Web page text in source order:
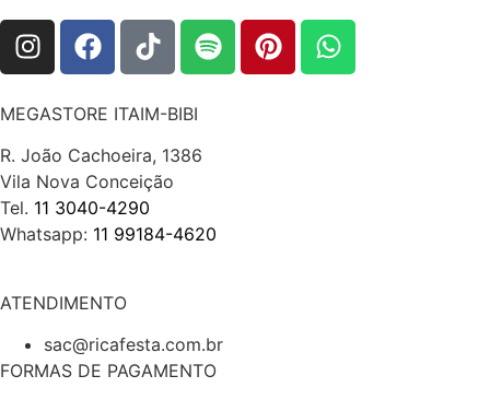
MEGASTORE ITAIM-BIBI
R. João Cachoeira, 1386
Vila Nova Conceição
Tel. 11 3040-4290
Whatsapp: 11 99184-4620
ATENDIMENTO
sac@ricafesta.com.br
FORMAS DE PAGAMENTO